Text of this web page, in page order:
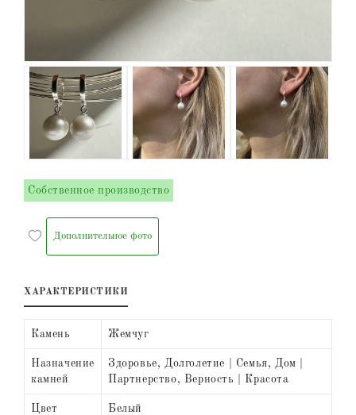
Собственное производство
Дополнительное фото
ХАРАКТЕРИСТИКИ
Камень Жемчуг
Назначение
камней
Здоровье, Долголетие | Семья, Дом |
Партнерство, Верность | Красота
Цвет Белый